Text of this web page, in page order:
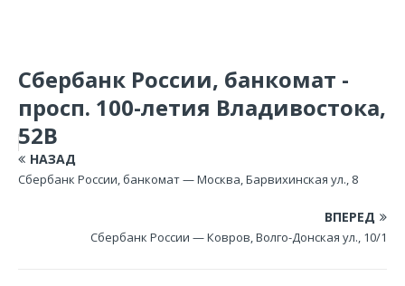
Сбербанк России, банкомат -
просп. 100-летия Владивостока,
52В
НАЗАД
Сбербанк России, банкомат — Москва, Барвихинская ул., 8
ВПЕРЕД
Сбербанк России — Ковров, Волго-Донская ул., 10/1